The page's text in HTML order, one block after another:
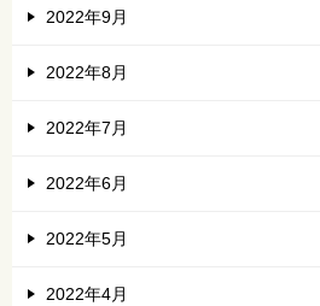
2022年9月
2022年8月
2022年7月
2022年6月
2022年5月
2022年4月